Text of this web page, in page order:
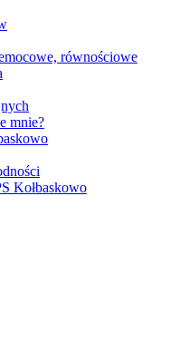
równościowe
mnie?
Kołbaskowo